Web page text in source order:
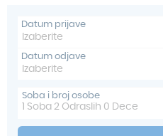
Datum prijave
Datum odjave
Soba i broj osobe
Soba 2 Odraslih 0 Dece